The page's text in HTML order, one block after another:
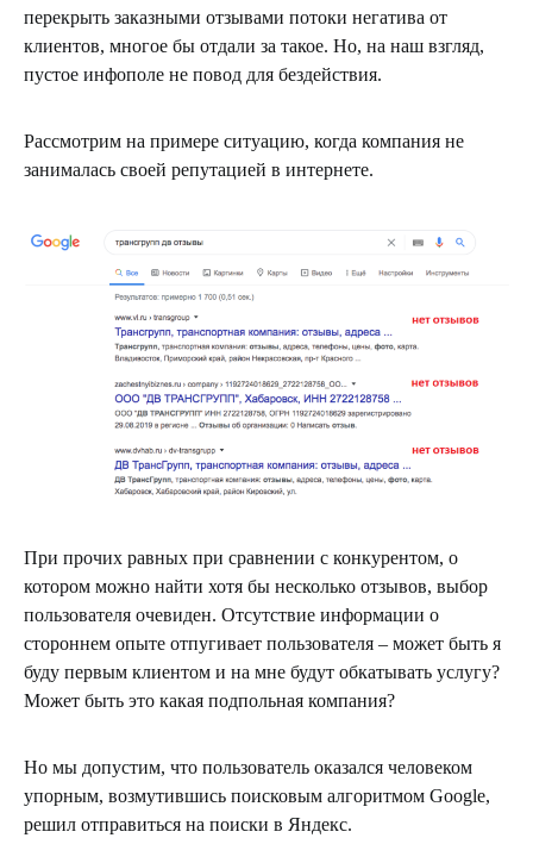
перекрыть заказными отзывами потоки негатива от
клиентов, многое бы отдали за такое. Но, на наш взгляд,
пустое инфополе не повод для бездействия.
Рассмотрим на примере ситуацию, когда компания не
занималась своей репутацией в интернете.
При прочих равных при сравнении с конкурентом, о
котором можно найти хотя бы несколько отзывов, выбор
пользователя очевиден. Отсутствие информации о
стороннем опыте отпугивает пользователя – может быть я
буду первым клиентом и на мне будут обкатывать услугу?
Может быть это какая подпольная компания?
Но мы допустим, что пользователь оказался человеком
упорным, возмутившись поисковым алгоритмом Google,
решил отправиться на поиски в Яндекс.